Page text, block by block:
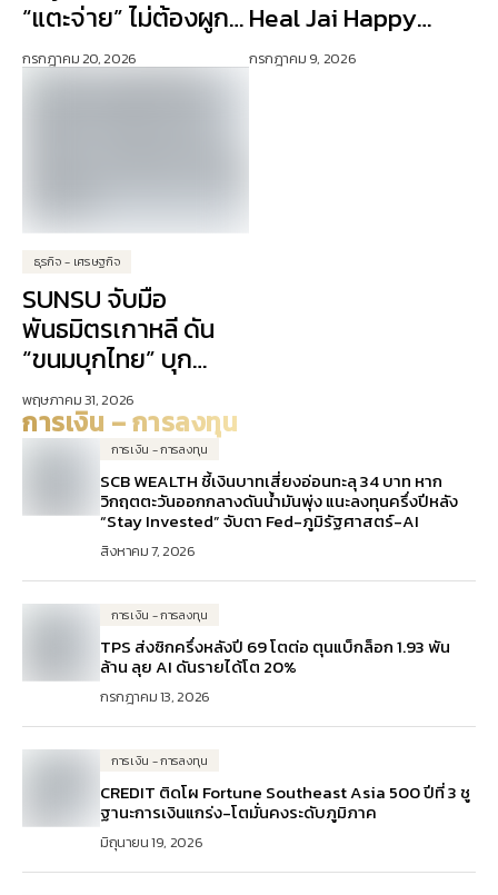
“แตะจ่าย” ไม่ต้องผูก
บัตรเครดิต ปักธง AI
ขับเคลื่อนการเงิน
กรกฎาคม 20, 2026
Heal Jai Happy
Days” ดัน Lifestyle
Experience เจาะ
กรกฎาคม 9, 2026
ธุรกิจ - เศรษฐกิจ
SUNSU จับมือ
พันธมิตรเกาหลี ดัน
“ขนมบุกไทย” บุก
ตลาดเอเชีย
พฤษภาคม 31, 2026
การเงิน – การลงทุน
การเงิน - การลงทุน
SCB WEALTH ชี้เงินบาทเสี่ยงอ่อนทะลุ 34 บาท หาก
วิกฤตตะวันออกกลางดันน้ำมันพุ่ง แนะลงทุนครึ่งปีหลัง
“Stay Invested” จับตา Fed-ภูมิรัฐศาสตร์-AI
สิงหาคม 7, 2026
การเงิน - การลงทุน
TPS ส่งซิกครึ่งหลังปี 69 โตต่อ ตุนแบ็กล็อก 1.93 พัน
ล้าน ลุย AI ดันรายได้โต 20%
กรกฎาคม 13, 2026
การเงิน - การลงทุน
CREDIT ติดโผ Fortune Southeast Asia 500 ปีที่ 3 ชู
ฐานะการเงินแกร่ง-โตมั่นคงระดับภูมิภาค
มิถุนายน 19, 2026